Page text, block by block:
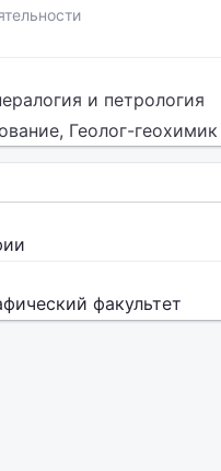
и петрология
Геолог-геохимик
факультет